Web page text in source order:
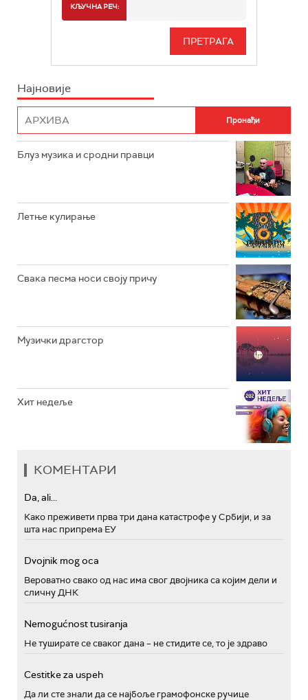
РАДИО БЕОГРАД 3
РАДИО РОКЕНРОЛЕР
РАДИО ЏЕЗЕР
ИНФО
КЉУЧНА РЕЧ:
Најновије
Блуз музика и сродни правци
Летње кулирање
Свака песма носи своју причу
Музички драгстор
Хит недеље
КОМЕНТАРИ
Da, ali...
Како преживети прва три дана катастрофе у Србији, и за
шта нас припрема ЕУ
Dvojnik mog oca
Вероватно свако од нас има свог двојника са којим дели и
сличну ДНК
Nemogućnost tusiranja
Не туширате се сваког дана – не стидите се, то је здраво
Cestitke za uspeh
Да ли сте знали да се најбоље грамофонске ручице